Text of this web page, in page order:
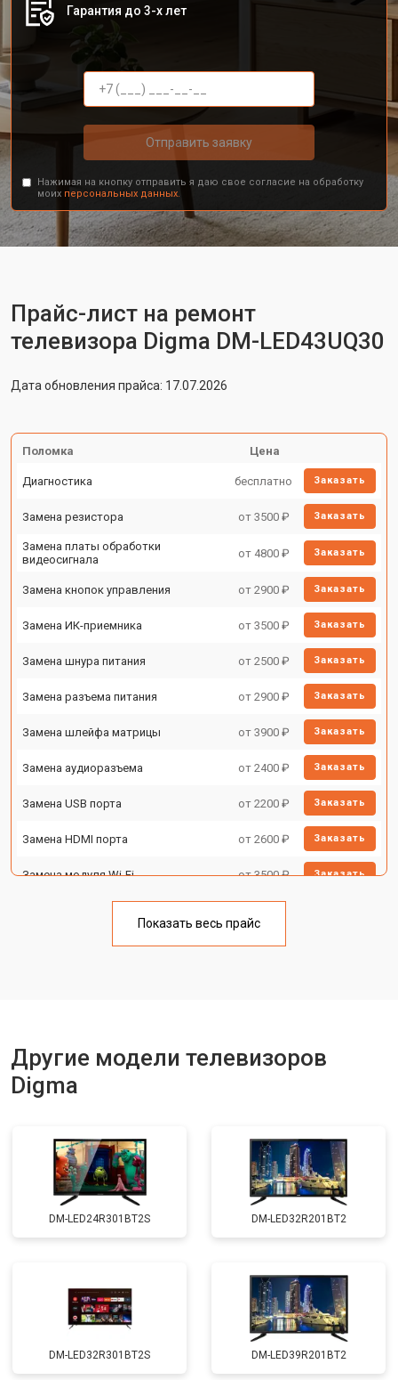
Гарантия до 3-х лет
Отправить заявку
Нажимая на кнопку отправить я даю свое согласие на обработку
моих персональных данных.
Прайс-лист на ремонт
телевизора Digma DM-LED43UQ30
Дата обновления прайса: 17.07.2026
Поломка Цена
Диагностика бесплатно Заказать
Замена резистора от 3500 ₽ Заказать
Замена платы обработки
видеосигнала
от 4800 ₽ Заказать
Замена кнопок управления от 2900 ₽ Заказать
Замена ИК-приемника от 3500 ₽ Заказать
Замена шнура питания от 2500 ₽ Заказать
Замена разъема питания от 2900 ₽ Заказать
Замена шлейфа матрицы от 3900 ₽ Заказать
Замена аудиоразъема от 2400 ₽ Заказать
Замена USB порта от 2200 ₽ Заказать
Замена HDMI порта от 2600 ₽ Заказать
Замена модуля Wi-Fi от 3500 ₽ Заказать
Ремонт блока управления от 3100 ₽
Прошивка от 3900 ₽ Заказать
Замена трансформаторов
подсветки
Показать весь прайс
Другие модели телевизоров
Digma
DM-LED24R301BT2S DM-LED32R201BT2
DM-LED32R301BT2S DM-LED39R201BT2